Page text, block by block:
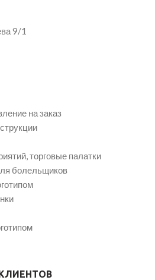
9/1
на заказ
торговые палатки
болельщиков